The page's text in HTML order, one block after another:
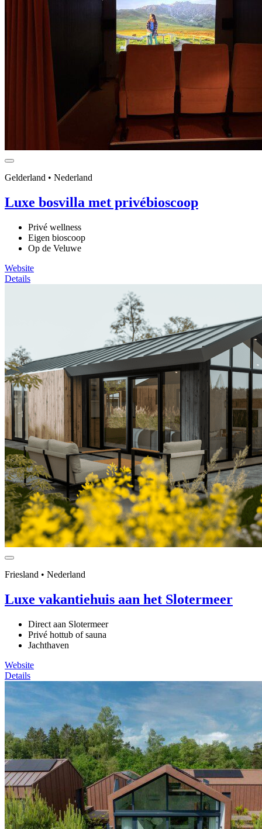
Gelderland • Nederland
Luxe bosvilla met privébioscoop
Privé wellness
Eigen bioscoop
Op de Veluwe
Website
Details
Friesland • Nederland
Luxe vakantiehuis aan het Slotermeer
Direct aan Slotermeer
Privé hottub of sauna
Jachthaven
Website
Details